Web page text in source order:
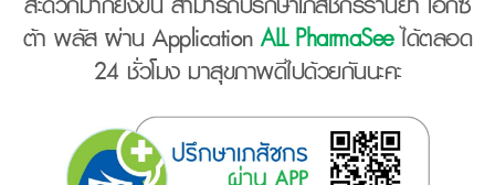
ต้า พลัส ผ่าน ApplicationALL PharmaSeeได้ตลอด
24 ชั่วโมง มาสุขภาพดีไปด้วยกันนะคะ